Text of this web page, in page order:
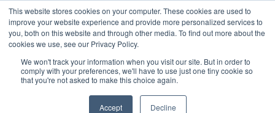
This website stores cookies on your computer. These cookies are used to
improve your website experience and provide more personalized services to
you, both on this website and through other media. To find out more about the
cookies we use, see our Privacy Policy.
We won't track your information when you visit our site. But in order to
comply with your preferences, we'll have to use just one tiny cookie so
that you're not asked to make this choice again.
Accept Decline
Få tak i talentene du ellers ville gått